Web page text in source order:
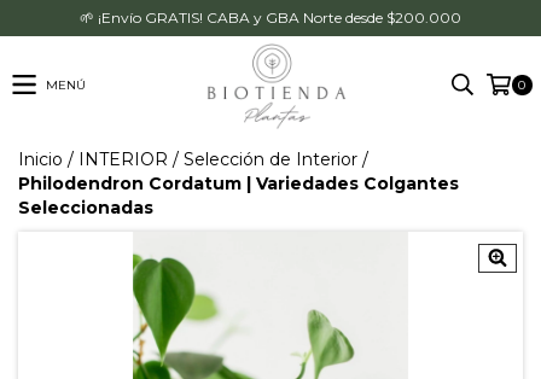
🌱 ¡Envío GRATIS! CABA y GBA Norte desde $200.000
MENÚ 0
Inicio / INTERIOR / Selección de Interior /
Philodendron Cordatum | Variedades Colgantes
Seleccionadas